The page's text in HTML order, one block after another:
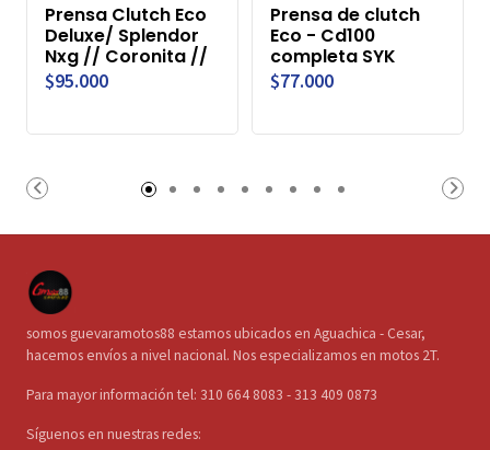
Prensa Clutch Eco
Deluxe/ Splendor
Nxg // Coronita //
$95.000
Prensa de clutch
Eco - Cd100
completa SYK
$77.000
somos guevaramotos88 estamos ubicados en Aguachica - Cesar,
hacemos envíos a nivel nacional. Nos especializamos en motos 2T.
Para mayor información tel: 310 664 8083 - 313 409 0873
Síguenos en nuestras redes: